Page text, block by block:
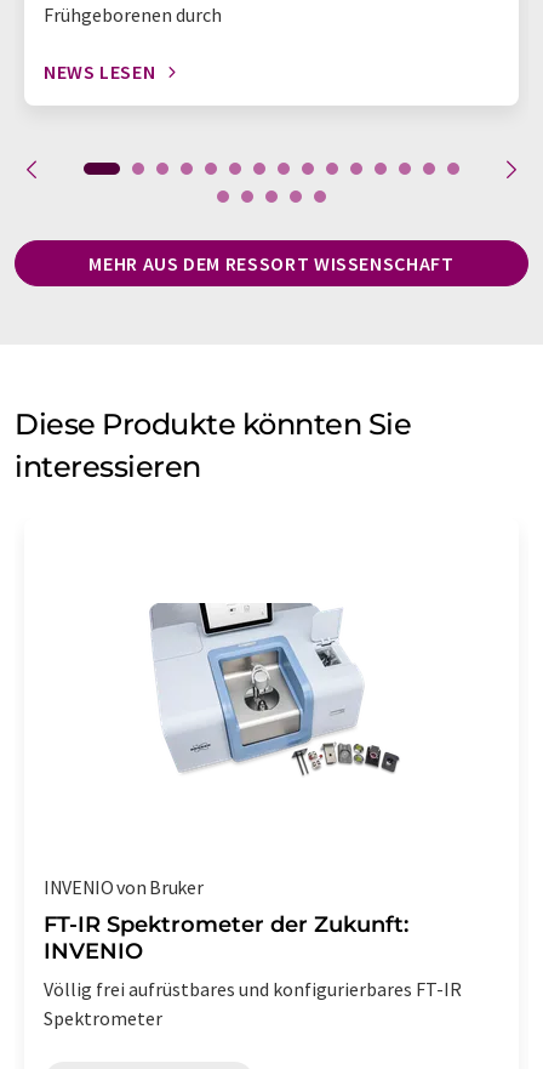
Frühgeborenen durch
NEWS LESEN
MEHR AUS DEM RESSORT WISSENSCHAFT
Diese Produkte könnten Sie
interessieren
INVENIO von Bruker
FT-IR Spektrometer der Zukunft:
INVENIO
Völlig frei aufrüstbares und konfigurierbares FT-IR
Spektrometer